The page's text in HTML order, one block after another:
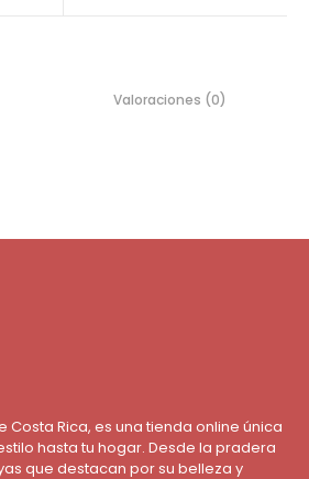
Valoraciones (0)
Costa Rica, es una tienda online única
hasta tu hogar. Desde la pradera
que destacan por su belleza y